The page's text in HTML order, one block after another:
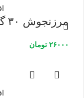
مرزنجوش ۳۰ گرم
۲۶۰۰۰ تومان